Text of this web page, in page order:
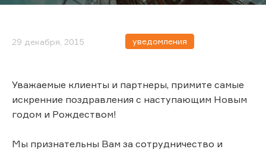
29 декабря, 2015 уведомления
Уважаемые клиенты и партнеры, примите самые
искренние поздравления с наступающим Новым
годом и Рождеством!
Мы признательны Вам за сотрудничество и